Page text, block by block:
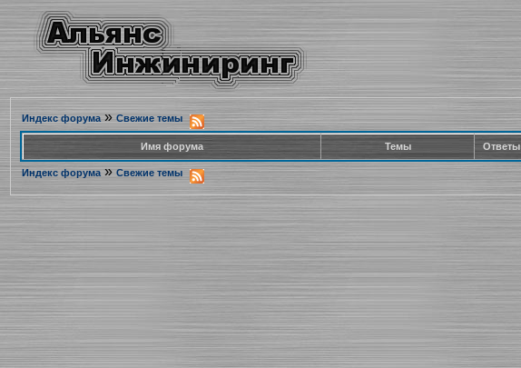
Индекс форума» Свежие темы
Имя форума Темы Ответы
Индекс форума » Свежие темы